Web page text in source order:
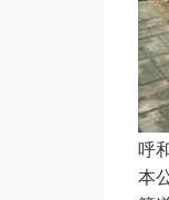
呼
本